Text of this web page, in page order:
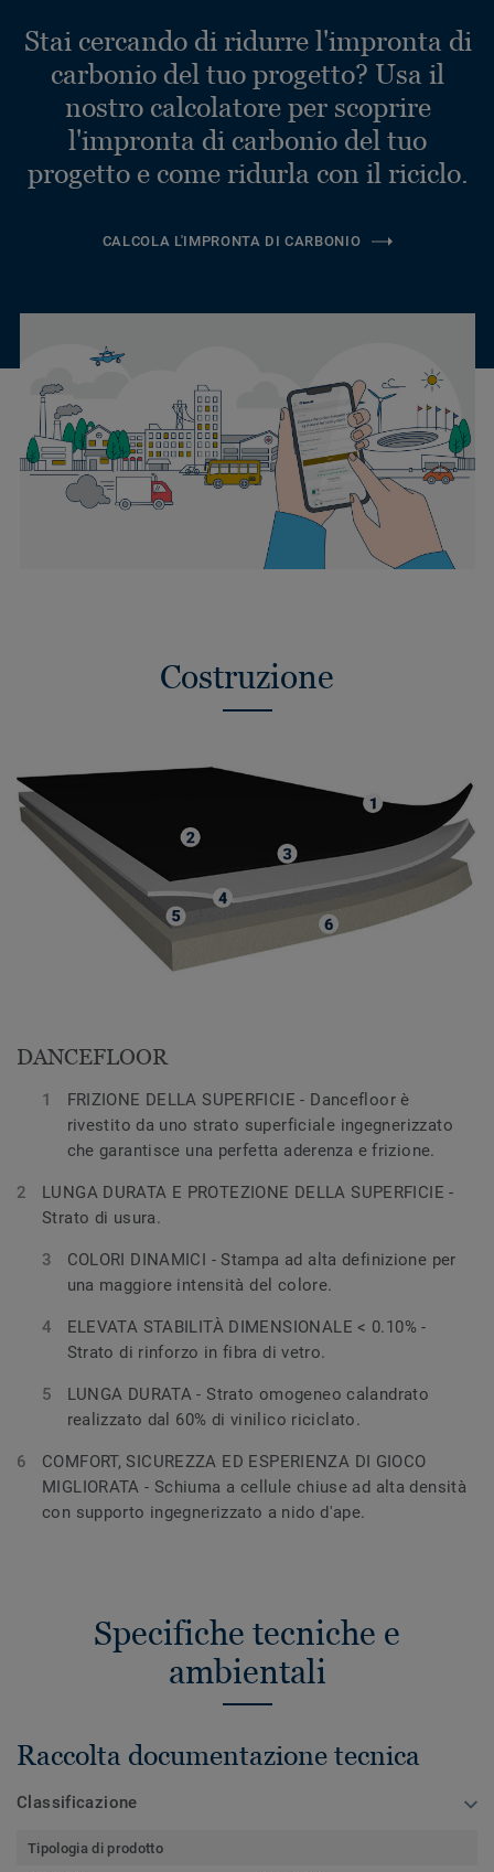
Stai cercando di ridurre l'impronta di
carbonio del tuo progetto? Usa il
nostro calcolatore per scoprire
l'impronta di carbonio del tuo
progetto e come ridurla con il riciclo.
CALCOLA L'IMPRONTA DI CARBONIO
Costruzione
DANCEFLOOR
FRIZIONE DELLA SUPERFICIE - Dancefloor è
rivestito da uno strato superficiale ingegnerizzato
che garantisce una perfetta aderenza e frizione.
LUNGA DURATA E PROTEZIONE DELLA SUPERFICIE -
Strato di usura.
COLORI DINAMICI - Stampa ad alta definizione per
una maggiore intensità del colore.
ELEVATA STABILITÀ DIMENSIONALE < 0.10% -
Strato di rinforzo in fibra di vetro.
LUNGA DURATA - Strato omogeneo calandrato
realizzato dal 60% di vinilico riciclato.
COMFORT, SICUREZZA ED ESPERIENZA DI GIOCO
MIGLIORATA - Schiuma a cellule chiuse ad alta densità
con supporto ingegnerizzato a nido d'ape.
Specifiche tecniche e
ambientali
Raccolta documentazione tecnica
Classificazione
Tipologia di prodotto